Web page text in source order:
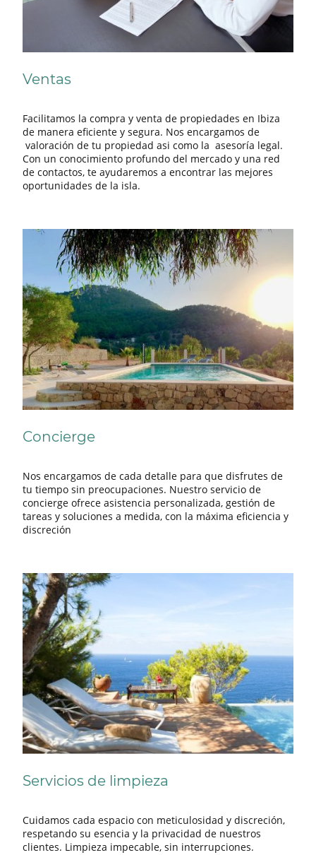
Ventas
Facilitamos la compra y venta de propiedades en Ibiza
de manera eficiente y segura. Nos encargamos de
valoración de tu propiedad asi como la asesoría legal.
Con un conocimiento profundo del mercado y una red
de contactos, te ayudaremos a encontrar las mejores
oportunidades de la isla.
Concierge
Nos encargamos de cada detalle para que disfrutes de
tu tiempo sin preocupaciones. Nuestro servicio de
concierge ofrece asistencia personalizada, gestión de
tareas y soluciones a medida, con la máxima eficiencia y
discreción
Servicios de limpieza
Cuidamos cada espacio con meticulosidad y discreción,
respetando su esencia y la privacidad de nuestros
clientes. Limpieza impecable, sin interrupciones.